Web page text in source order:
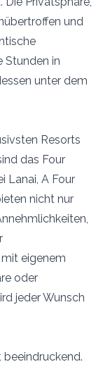
und
Stunden in
unter dem
Resorts
das Four
Lanai, A Four
nicht nur
eigenem
oder
jeder Wunsch